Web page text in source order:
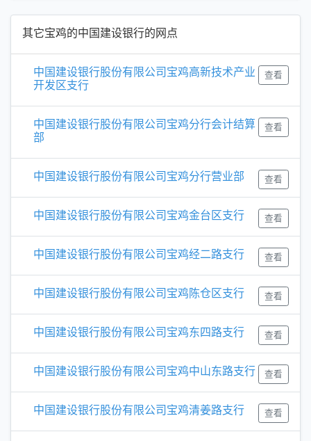
其它宝鸡的中国建设银行的网点
查看
中国建设银行股份有限公司宝鸡高新技术产业
开发区支行
查看
中国建设银行股份有限公司宝鸡分行会计结算
部
查看
中国建设银行股份有限公司宝鸡分行营业部
查看
中国建设银行股份有限公司宝鸡金台区支行
查看
中国建设银行股份有限公司宝鸡经二路支行
查看
中国建设银行股份有限公司宝鸡陈仓区支行
查看
中国建设银行股份有限公司宝鸡东四路支行
查看
中国建设银行股份有限公司宝鸡中山东路支行
查看
中国建设银行股份有限公司宝鸡清姜路支行